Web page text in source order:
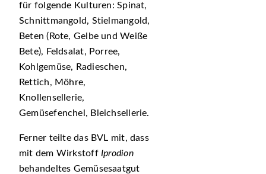
für folgende Kulturen: Spinat,
Schnittmangold, Stielmangold,
Beten (Rote, Gelbe und Weiße
Bete), Feldsalat, Porree,
Kohlgemüse, Radieschen,
Rettich, Möhre,
Knollensellerie,
Gemüsefenchel, Bleichsellerie.
Ferner teilte das BVL mit, dass
mit dem Wirkstoff Iprodion
behandeltes Gemüsesaatgut